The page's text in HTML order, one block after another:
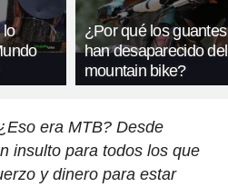
lo
¿Por qué los
han desaparecido del
mountain bike?
era MTB? Desde
insulto para todos los que
y dinero para estar